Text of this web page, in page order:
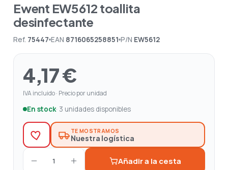
Ewent EW5612 toallita
desinfectante
Ref. 75447 EAN 8716065258851 P/N EW5612
4,17 €
IVA incluido · Precio por unidad
En stock· 3 unidades disponibles
TE MOSTRAMOS
Nuestra logística
1 Añadir a la cesta